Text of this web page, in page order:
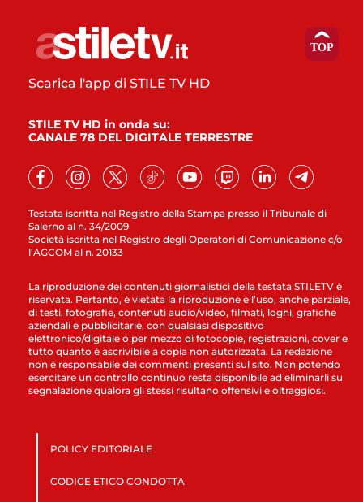
Testata iscritta nel Registro della Stampa presso il Tribunale di
Salerno al n. 34/2009
Società iscritta nel Registro degli Operatori di Comunicazione c/o
l’AGCOM al n. 20133
Scarica l'app di STILE TV HD
STILE TV HD in onda su:
CANALE 78 DEL DIGITALE TERRESTRE
La riproduzione dei contenuti giornalistici della testata STILETV è
riservata. Pertanto, è vietata la riproduzione e l’uso, anche parziale,
di testi, fotografie, contenuti audio/video, filmati, loghi, grafiche
aziendali e pubblicitarie, con qualsiasi dispositivo
elettronico/digitale o per mezzo di fotocopie, registrazioni, cover e
tutto quanto è ascrivibile a copia non autorizzata. La redazione
non è responsabile dei commenti presenti sul sito. Non potendo
esercitare un controllo continuo resta disponibile ad eliminarli su
segnalazione qualora gli stessi risultano offensivi e oltraggiosi.
POLICY EDITORIALE
CODICE ETICO CONDOTTA